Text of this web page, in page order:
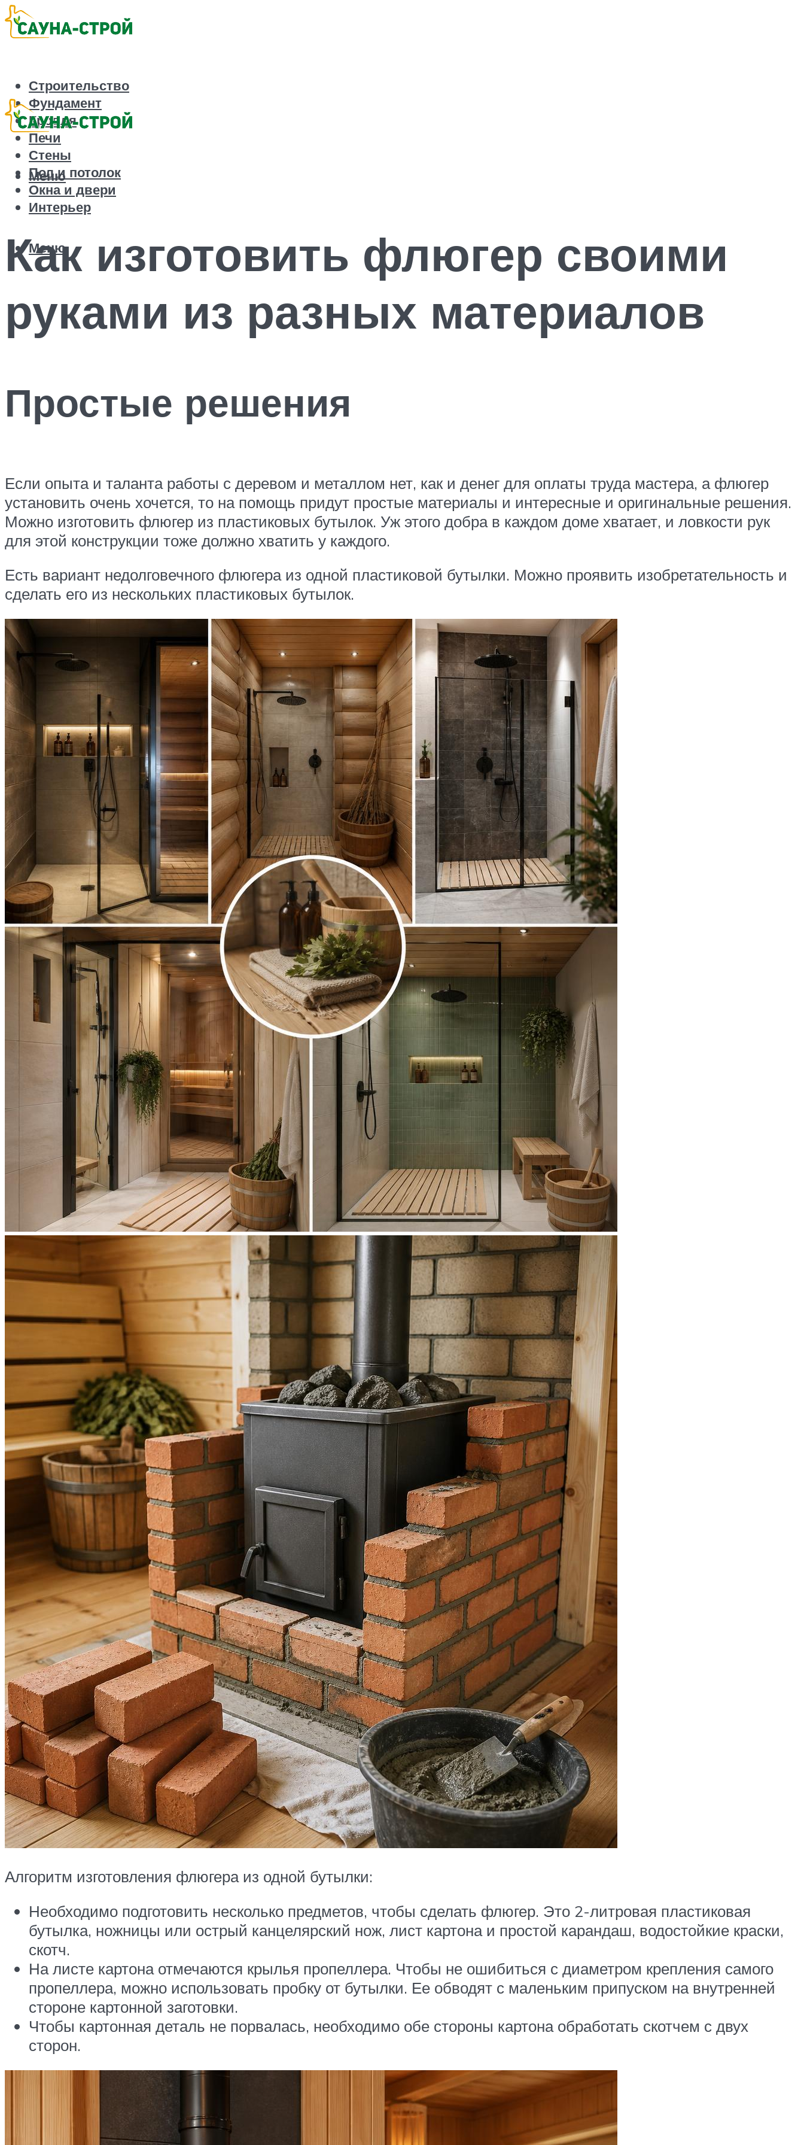
Строительство
Фундамент
Кровля
Печи
Стены
Пол и потолок
Окна и двери
Интерьер
Меню
Меню
Как изготовить флюгер своими
руками из разных материалов
Простые решения
Если опыта и таланта работы с деревом и металлом нет, как и денег для оплаты труда мастера, а флюгер
установить очень хочется, то на помощь придут простые материалы и интересные и оригинальные решения.
Можно изготовить флюгер из пластиковых бутылок. Уж этого добра в каждом доме хватает, и ловкости рук
для этой конструкции тоже должно хватить у каждого.
Есть вариант недолговечного флюгера из одной пластиковой бутылки. Можно проявить изобретательность и
сделать его из нескольких пластиковых бутылок.
Алгоритм изготовления флюгера из одной бутылки:
Необходимо подготовить несколько предметов, чтобы сделать флюгер. Это 2-литровая пластиковая
бутылка, ножницы или острый канцелярский нож, лист картона и простой карандаш, водостойкие краски,
скотч.
На листе картона отмечаются крылья пропеллера. Чтобы не ошибиться с диаметром крепления самого
пропеллера, можно использовать пробку от бутылки. Ее обводят с маленьким припуском на внутренней
стороне картонной заготовки.
Чтобы картонная деталь не порвалась, необходимо обе стороны картона обработать скотчем с двух
сторон.